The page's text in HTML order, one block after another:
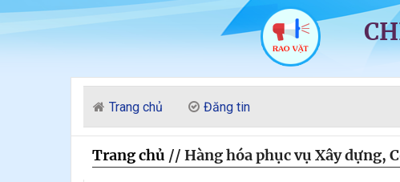
Trang chủ Đăng tin
Trang chủ // Hàng hóa phục vụ Xây dựng,